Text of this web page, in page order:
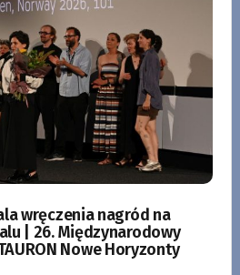
wręczenia nagród na
| 26. Międzynarodowy
Nowe Horyzonty